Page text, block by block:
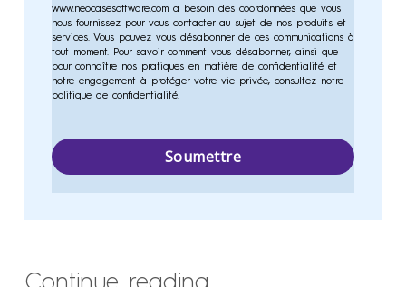
www.neocasesoftware.com a besoin des coordonnées que vous
nous fournissez pour vous contacter au sujet de nos produits et
services. Vous pouvez vous désabonner de ces communications à
tout moment. Pour savoir comment vous désabonner, ainsi que
pour connaître nos pratiques en matière de confidentialité et
notre engagement à protéger votre vie privée, consultez notre
politique de confidentialité.